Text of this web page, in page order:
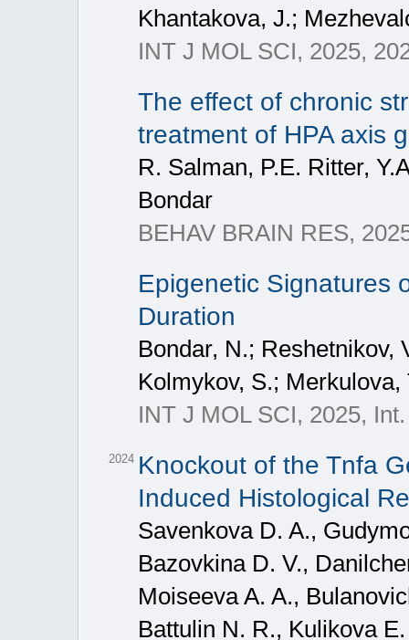
Khantakova, J.;
INT J MOL SCI, 2025,
The effect of chronic
treatment of HPA axis
R. Salman, P.E. Ritter,
Bondar
BEHAV BRAIN RES,
Epigenetic Signatures
Duration
Bondar, N.; Reshetnikov,
Kolmykov, S.; Merkulova,
INT J MOL SCI, 2025,
2024 Knockout of the Tnfa
Induced Histological
Savenkova D. A.,
Bazovkina D. V.,
Moiseeva A. A.,
Battulin N. R., Kulikova